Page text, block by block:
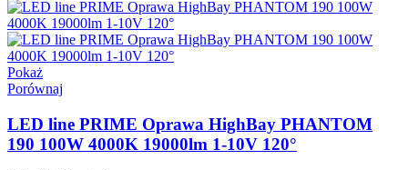
Pokaż
Porównaj
LED line PRIME Oprawa HighBay PHANTOM
190 100W 4000K 19000lm 1-10V 120°